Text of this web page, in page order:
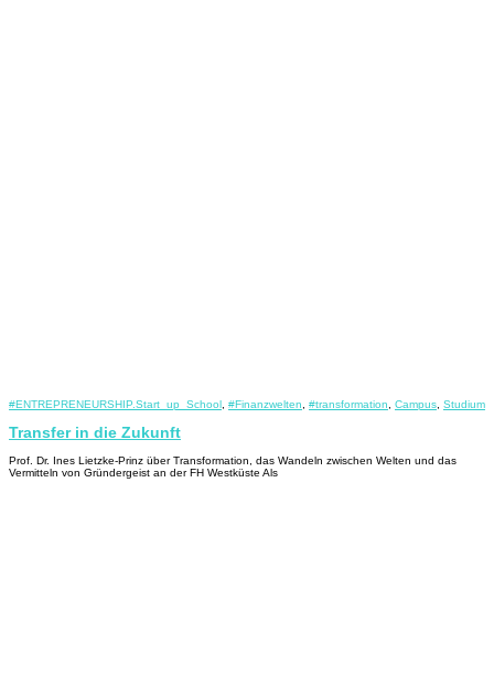
#ENTREPRENEURSHIP.Start_up_School #Finanzwelten #transformation Campus Studium
Transfer in die Zukunft
Prof. Dr. Ines Lietzke-Prinz über Transformation, das Wandeln zwischen Welten und das
Vermitteln von Gründergeist an der FH Westküste Als